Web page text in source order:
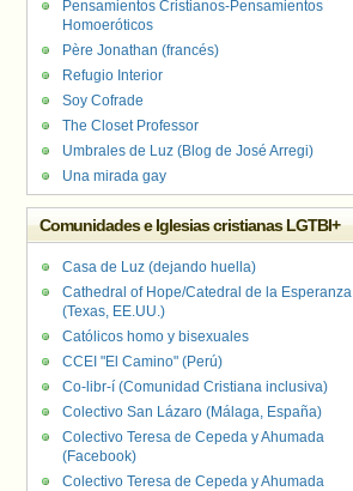
Pensamientos Cristianos-Pensamientos
Homoeróticos
Père Jonathan (francés)
Refugio Interior
Soy Cofrade
The Closet Professor
Umbrales de Luz (Blog de José Arregi)
Una mirada gay
Comunidades e Iglesias cristianas LGTBI+
Casa de Luz (dejando huella)
Cathedral of Hope/Catedral de la Esperanza
(Texas, EE.UU.)
Católicos homo y bisexuales
CCEI "El Camino" (Perú)
Co-libr-í (Comunidad Cristiana inclusiva)
Colectivo San Lázaro (Málaga, España)
Colectivo Teresa de Cepeda y Ahumada
(Facebook)
Colectivo Teresa de Cepeda y Ahumada